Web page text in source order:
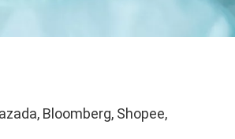
Bloomberg, Shopee,